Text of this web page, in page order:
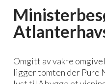
Omgitt av vakre
ligger tomten der Pure